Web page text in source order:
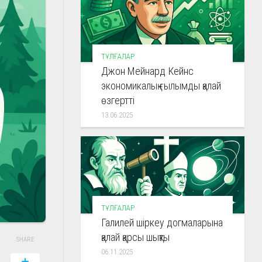
SHARE
ТҰЛҒАЛАР
Джон Мейнард Кейнс
экономикалық ғылымды қалай
өзгертті
13.06.2025
ТҰЛҒАЛАР
Галилей шіркеу догмаларына
қалай қарсы шықты
06.11.2025